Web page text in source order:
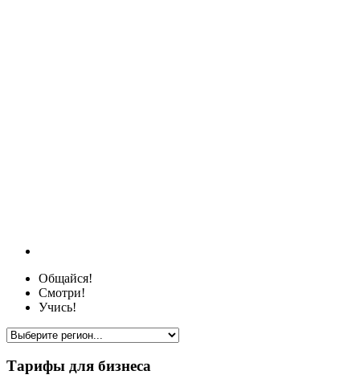
Общайся!
Смотри!
Учись!
Тарифы для бизнеса